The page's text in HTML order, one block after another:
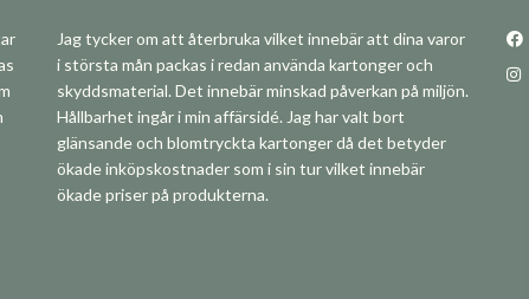
Jag tycker om att återbruka vilket innebär att dina varor
i största mån packas i redan använda kartonger och
skyddsmaterial. Det innebär minskad påverkan på miljön.
Hållbarhet ingår i min affärsidé. Jag har valt bort
glänsande och blomtryckta kartonger då det betyder
ökade inköpskostnader som i sin tur vilket innebär
ökade priser på produkterna.